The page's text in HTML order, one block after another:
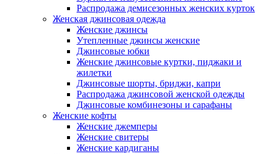
Распродажа демисезонных женских курток
Женская джинсовая одежда
Женские джинсы
Утепленные джинсы женские
Джинсовые юбки
Женские джинсовые куртки, пиджаки и
жилетки
Джинсовые шорты, бриджи, капри
Распродажа джинсовой женской одежды
Джинсовые комбинезоны и сарафаны
Женские кофты
Женские джемперы
Женские свитеры
Женские кардиганы